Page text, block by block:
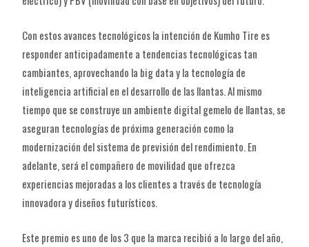
Con estos avances tecnológicos la intención de Kumho Tire es
responder anticipadamente a tendencias tecnológicas tan
cambiantes, aprovechando la big data y la tecnología de
inteligencia artificial en el desarrollo de las llantas. Al mismo
tiempo que se construye un ambiente digital gemelo de llantas, se
aseguran tecnologías de próxima generación como la
modernización del sistema de previsión del rendimiento. En
adelante, será el compañero de movilidad que ofrezca
experiencias mejoradas a los clientes a través de tecnología
innovadora y diseños futurísticos.
Este premio es uno de los 3 que la marca recibió a lo largo del año,